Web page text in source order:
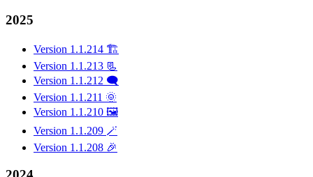
2025
Version 1.1.214 🏗️
Version 1.1.213 📃
Version 1.1.212 🗨️
Version 1.1.211 🌞
Version 1.1.210 🖼️
Version 1.1.209 🪄
Version 1.1.208 🎉